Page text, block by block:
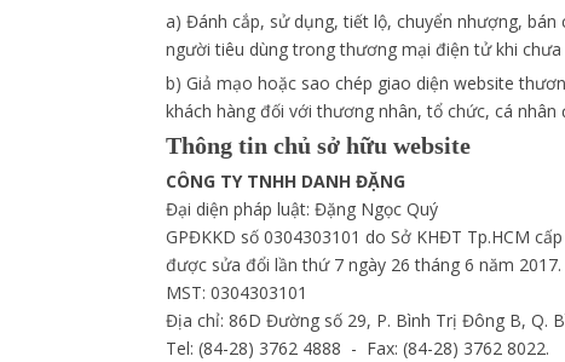
a) Đánh cắp, sử dụng, tiết lộ, chuyển nhượng,
người tiêu dùng trong thương mại điện tử khi
b) Giả mạo hoặc sao chép giao diện website
khách hàng đối với thương nhân, tổ chức, cá nhân
Thông tin chủ sở hữu website
CÔNG TY TNHH DANH ĐẶNG
Đại diện pháp luật: Đặng Ngọc Quý
GPĐKKD số 0304303101 do Sở KHĐT Tp.HCM
được sửa đổi lần thứ 7 ngày 26 tháng 6 năm 2017.
MST: 0304303101
Địa chỉ: 86D Đường số 29, P. Bình Trị Đông B, Q.
Tel: (84-28) 3762 4888 - Fax: (84-28) 3762 8022.